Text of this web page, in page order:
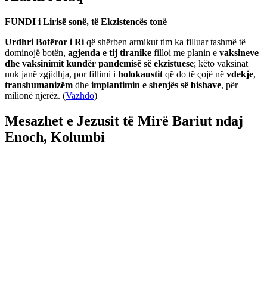
FUNDI i Lirisë sonë, të Ekzistencës tonë
Urdhri Botëror i Ri që shërben armikut tim ka filluar tashmë të
dominojë botën, agjenda e tij tiranike filloi me planin e vaksineve
dhe vaksinimit kundër pandemisë së ekzistuese; këto vaksinat
nuk janë zgjidhja, por fillimi i holokaustit që do të çojë në vdekje,
transhumanizëm dhe implantimin e shenjës së bishave, për
milionë njerëz. (Vazhdo)
Mesazhet e Jezusit të Mirë Bariut ndaj
Enoch, Kolumbi